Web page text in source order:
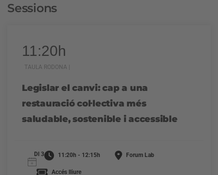
Sessions
11:20h
TAULA RODONA |
Legislar el canvi: cap a una
restauració col·lectiva més
saludable, sostenible i accessible
Dl 3 11:20h - 12:15h Forum Lab
Accés lliure